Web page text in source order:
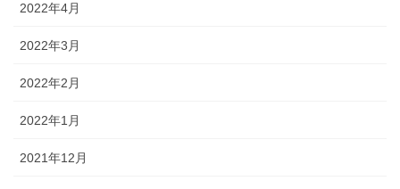
2022年4月
2022年3月
2022年2月
2022年1月
2021年12月